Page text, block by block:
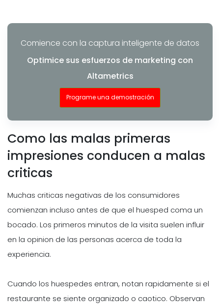
Comience con la captura inteligente de datos
Optimice sus esfuerzos de marketing con
Altametrics
Programe una demostración
Como las malas primeras
impresiones conducen a malas
criticas
Muchas criticas negativas de los consumidores
comienzan incluso antes de que el huesped coma un
bocado. Los primeros minutos de la visita suelen influir
en la opinion de las personas acerca de toda la
experiencia.
Cuando los huespedes entran, notan rapidamente si el
restaurante se siente organizado o caotico. Observan